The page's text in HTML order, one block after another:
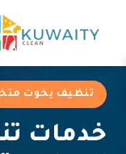
تنظيف يخوت
خدمات